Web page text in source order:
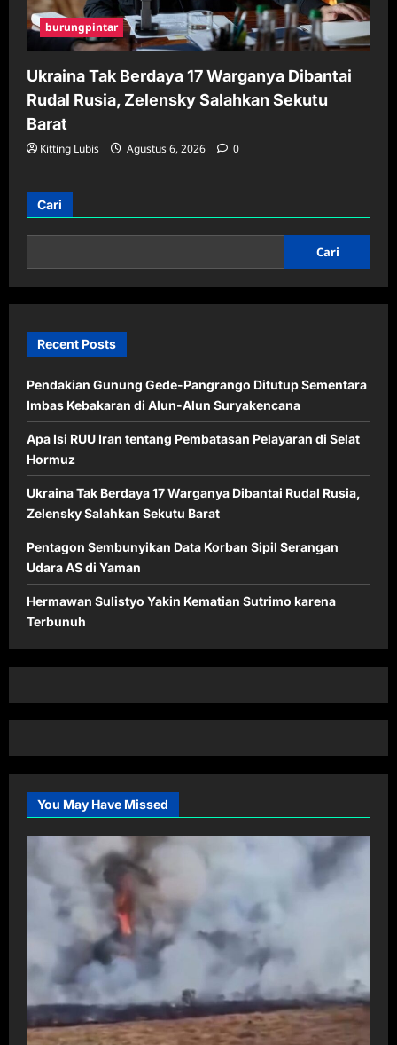
burungpintar
Ukraina Tak Berdaya 17 Warganya Dibantai
Rudal Rusia, Zelensky Salahkan Sekutu
Barat
Kitting Lubis Agustus 6, 2026 0
Cari
Cari
Recent Posts
Pendakian Gunung Gede-Pangrango Ditutup Sementara
Imbas Kebakaran di Alun-Alun Suryakencana
Apa Isi RUU Iran tentang Pembatasan Pelayaran di Selat
Hormuz
Ukraina Tak Berdaya 17 Warganya Dibantai Rudal Rusia,
Zelensky Salahkan Sekutu Barat
Pentagon Sembunyikan Data Korban Sipil Serangan
Udara AS di Yaman
Hermawan Sulistyo Yakin Kematian Sutrimo karena
Terbunuh
You May Have Missed